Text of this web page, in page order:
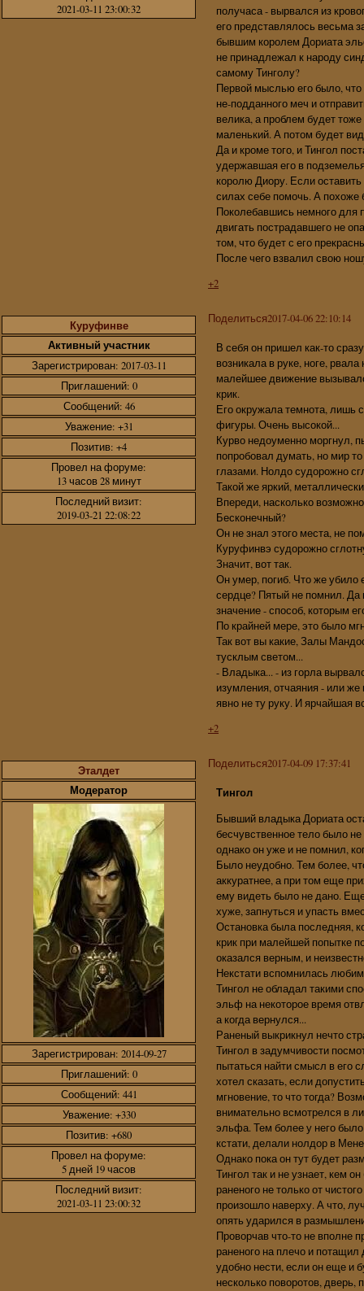
2021-03-11 23:00:32
получаса - вырвался из
его представлялось весьма
бывшим королем Дориата
не принадлежал к народу
самому Тинголу?
Первой мыслью его было, что
не-подданного меч и
велика, а проблем будет
маленький. А потом будет
Да и кроме того, и Тингол
удержавшая его в
королю Диору. Если оставить
силах себе помочь. А похоже
Поколебавшись немного для
двигать пострадавшего не
том, что будет с его
После чего взвалил свою
+2
Поделиться2017-04-06 22:10:14
Куруфинве
Активный участник
Зарегистрирован: 2017-03-11
Приглашений: 0
Сообщений: 46
Уважение: +31
Позитив: +4
Провел на форуме:
13 часов 28 минут
Последний визит:
2019-03-21 22:08:22
В себя он пришел как-то
возникала в руке, ноге,
малейшее движение
крик.
Его окружала темнота, лишь
фигуры. Очень высокой...
Курво недоуменно моргнул,
попробовал думать, но мир
глазами. Нолдо судорожно
Такой же яркий,
Впереди, насколько
Бесконечный?
Он не знал этого места, не
Куруфинвэ судорожно
Значит, вот так.
Он умер, погиб. Что же убило
сердце? Пятый не помнил. Да
значение - способ, которым
По крайней мере, это было
Так вот вы какие, Залы
тусклым светом...
- Владыка... - из горла
изумления, отчаяния - или
явно не ту руку. И ярчайшая
+2
Поделиться2017-04-09 17:37:41
Эталдет
Модератор
Зарегистрирован: 2014-09-27
Приглашений: 0
Сообщений: 441
Уважение: +330
Позитив: +680
Провел на форуме:
5 дней 19 часов
Последний визит:
2021-03-11 23:00:32
Тингол
Бывший владыка Дориата
бесчувственное тело было
однако он уже и не помнил,
Было неудобно. Тем более,
аккуратнее, а при том еще
ему видеть было не дано.
хуже, запнуться и упасть
Остановка была последняя,
крик при малейшей попытке
оказался верным, и
Некстати вспомнилась
Тингол не обладал такими
эльф на некоторое время
а когда вернулся...
Раненый выкрикнул нечто
Тингол в задумчивости
пытаться найти смысл в его
хотел сказать, если
мгновение, то что тогда?
внимательно всмотрелся в
эльфа. Тем более у него
кстати, делали нолдор в
Однако пока он тут будет
Тингол так и не узнает, кем
раненого не только от
произошло наверху. А что,
опять ударился в
Проворчав что-то не вполне
раненого на плечо и
удобно нести, если он еще и
несколько поворотов, дверь,